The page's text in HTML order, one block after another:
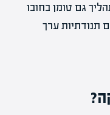
גם טומן בחובו
תנודתיות ערך